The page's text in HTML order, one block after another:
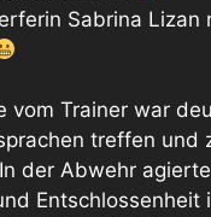
Sabrina
vom Trainer war
treffen und
der Abwehr
Entschlossenheit